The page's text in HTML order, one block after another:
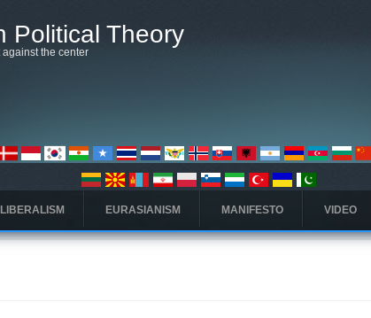
Political Theory
the center
EURASIANISM MANIFESTO VIDEO